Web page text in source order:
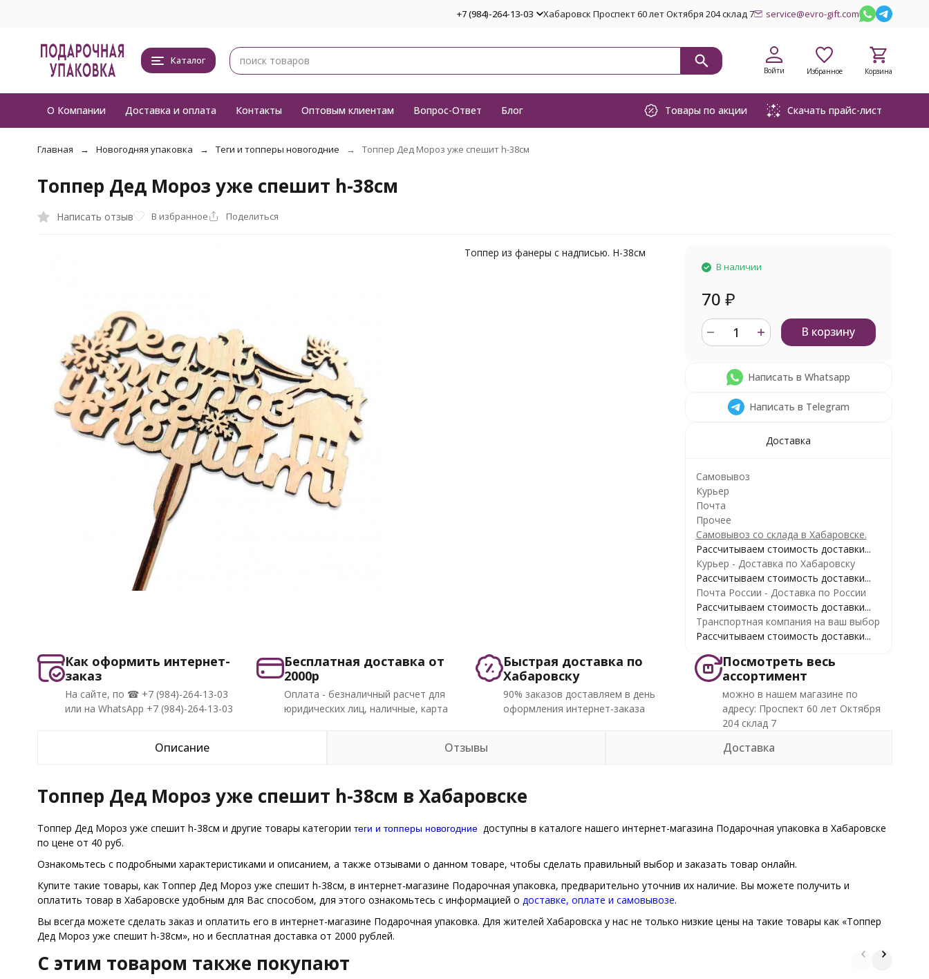
+7 (984)-264-13-03 Хабаровск Проспект 60 лет Октября 204 склад 7 service@evro-gift.com
Каталог
Войти Избранное Корзина
О Компании Доставка и оплата Контакты Оптовым клиентам Вопрос-Ответ Блог Товары по акции Скачать прайс-лист
Главная Новогодняя упаковка Теги и топперы новогодние Топпер Дед Мороз уже спешит h-38см
Топпер Дед Мороз уже спешит h-38см
Написать отзыв В избранное Поделиться
Топпер из фанеры с надписью. H-38см
В наличии
70 ₽
В корзину
Написать в Whatsapp
Написать в Telegram
Доставка
Самовывоз
Курьер
Почта
Прочее
Самовывоз со склада в Хабаровске.
Рассчитываем стоимость доставки...
Курьер - Доставка по Хабаровску
Рассчитываем стоимость доставки...
Почта России - Доставка по России
Рассчитываем стоимость доставки...
Транспортная компания на ваш выбор
Рассчитываем стоимость доставки...
Как оформить интернет-
заказ
На сайте, по ☎ +7 (984)-264-13-03
или на WhatsApp +7 (984)-264-13-03
Бесплатная доставка от
2000р
Оплата - безналичный расчет для
юридических лиц, наличные, карта
Быстрая доставка по
Хабаровску
90% заказов доставляем в день
оформления интернет-заказа
Посмотреть весь
ассортимент
можно в нашем магазине по
адресу: Проспект 60 лет Октября
204 склад 7
Описание Отзывы Доставка
Топпер Дед Мороз уже спешит h-38см в Хабаровске
Топпер Дед Мороз уже спешит h-38см и другие товары категории теги и топперы новогодниедоступны в каталоге нашего интернет-магазина Подарочная упаковка в Хабаровске
по цене от 40 руб.
Ознакомьтесь с подробными характеристиками и описанием, а также отзывами о данном товаре, чтобы сделать правильный выбор и заказать товар онлайн.
Купите такие товары, как Топпер Дед Мороз уже спешит h-38см, в интернет-магазине Подарочная упаковка, предварительно уточнив их наличие. Вы можете получить и
оплатить товар в Хабаровске удобным для Вас способом, для этого ознакомьтесь с информацией о доставке, оплате и самовывозе.
Вы всегда можете сделать заказ и оплатить его в интернет-магазине Подарочная упаковка. Для жителей Хабаровска у нас не только низкие цены на такие товары как «Топпер
Дед Мороз уже спешит h-38см», но и бесплатная доставка от 2000 рублей.
C этим товаром также покупают